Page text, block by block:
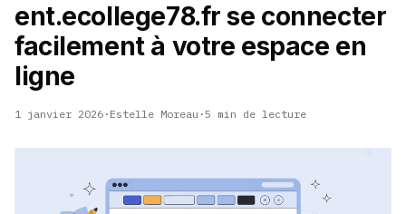
ent.ecollege78.fr se connecter
facilement à votre espace en
ligne
1 janvier 2026 · Estelle Moreau ·5 min de lecture